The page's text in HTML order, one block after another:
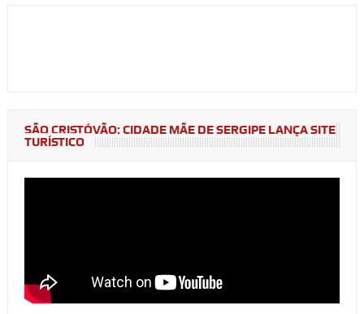
SÃO CRISTÓVÃO: CIDADE MÃE DE SERGIPE LANÇA SITE
TURÍSTICO